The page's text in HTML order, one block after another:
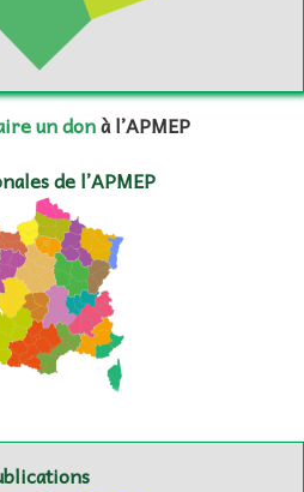
un donà l’APMEP
de l’APMEP